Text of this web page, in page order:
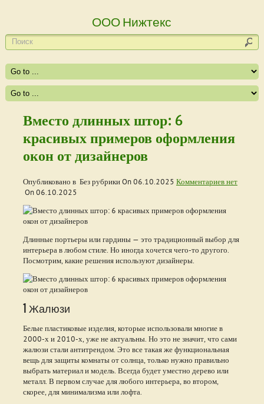
ООО Нижтекс
Вместо длинных штор: 6
красивых примеров оформления
окон от дизайнеров
Опубликовано в Без рубрики On06.10.2025 Комментариев нет
On06.10.2025
Длинные портьеры или гардины — это традиционный выбор для
интерьера в любом стиле. Но иногда хочется чего-то другого.
Посмотрим, какие решения используют дизайнеры.
1 Жалюзи
Белые пластиковые изделия, которые использовали многие в
2000-х и 2010-х, уже не актуальны. Но это не значит, что сами
жалюзи стали антитрендом. Это все такая же функциональная
вещь для защиты комнаты от солнца, только нужно правильно
выбрать материал и модель. Всегда будет уместно дерево или
металл. В первом случае для любого интерьера, во втором,
скорее, для минимализма или лофта.